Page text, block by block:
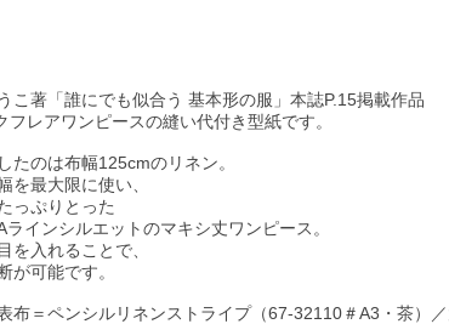
こ著「誰にでも似合う 基本形の服」本誌P.15掲載作品
フレアワンピースの縫い代付き型紙です。
たのは布幅125cmのリネン。
を最大限に使い、
っぷりとった
ラインシルエットのマキシ丈ワンピース。
を入れることで、
が可能です。
布＝ペンシルリネンストライプ（67-32110＃A3・茶）